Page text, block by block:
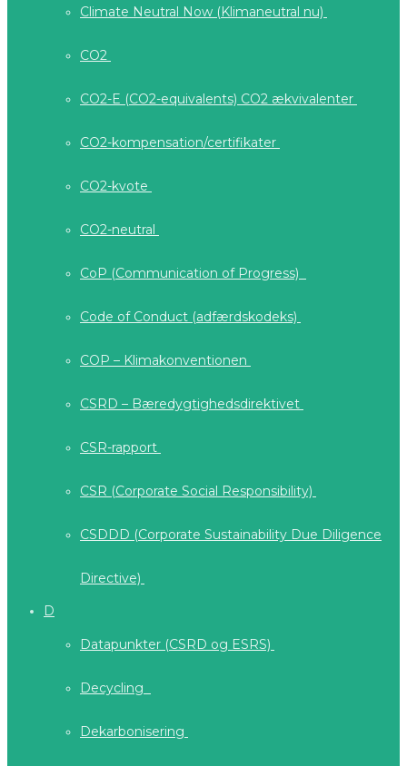
Climate Neutral Now (Klimaneutral nu)
CO2
CO2-E (CO2-equivalents) CO2 ækvivalenter
CO2-kompensation/certifikater
CO2-kvote
CO2-neutral
CoP (Communication of Progress)
Code of Conduct (adfærdskodeks)
COP – Klimakonventionen
CSRD – Bæredygtighedsdirektivet
CSR-rapport
CSR (Corporate Social Responsibility)
CSDDD (Corporate Sustainability Due Diligence
Directive)
D
Datapunkter (CSRD og ESRS)
Decycling
Dekarbonisering